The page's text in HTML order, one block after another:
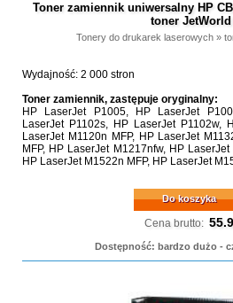
Toner zamiennik uniwersalny HP
toner
Tonery do drukarek laserowych»
Wydajność: 2 000 stron
Toner zamiennik, zastępuje oryginalny:
HP LaserJet P1005, HP LaserJet
LaserJet P1102s, HP LaserJet P1102w,
LaserJet M1120n MFP, HP LaserJet
MFP, HP LaserJet M1217nfw, HP
HP LaserJet M1522n MFP, HP LaserJet
Do koszyka
Cena brutto:
Dostępność: bardzo dużo -